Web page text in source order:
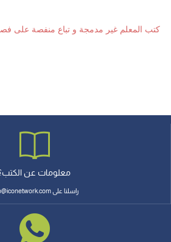
كتب المعلم غير مدمجة و تباع منفصة على
معلومات عن
راسلنا على info@iconetwork.com